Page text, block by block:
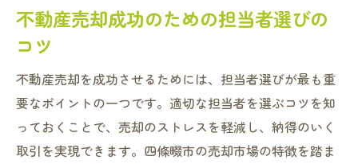
不動産売却成功のための担当者選びの
コツ
不動産売却を成功させるためには、担当者選びが最も重
要なポイントの一つです。適切な担当者を選ぶコツを知
っておくことで、売却のストレスを軽減し、納得のいく
取引を実現できます。四條畷市の売却市場の特徴を踏ま